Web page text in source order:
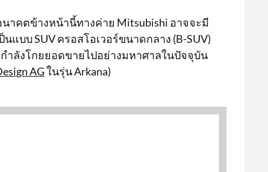
าคตข้างหน้านี้ทางค่าย Mitsubishi อาจจะมี
บบ SUV ครอสโอเวอร์ขนาดกลาง (B-SUV)
ำลังโกยยอดขายไปอย่างมหาศาลในปัจจุบัน
AGในรุ่น Arkana)